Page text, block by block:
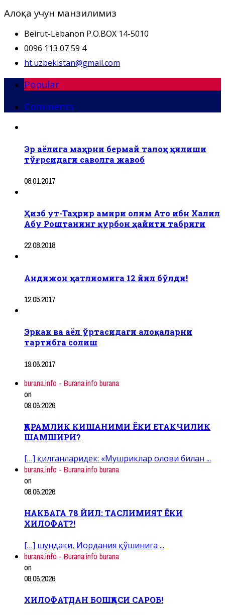
Алоқа учун манзилимиз
Beirut-Lebanon P.O.BOX 14-5010
0096 113 07 59 4
ht.uzbekistan@gmail.com
Popular
Comments
Эр аёлига маҳрни бермай талоқ қилиши
тўғрсидаги саволга жавоб
08.01.2017
Ҳизб ут-Таҳрир амири олим Ато ибн Халил
Абу Роштанинг қурбон ҳайити табриги
22.08.2018
Андижон қатлиомига 12 йил бўлди!
12.05.2017
Эркак ва аёл ўртасидаги алоқаларни
тартибга солиш
19.06.2017
burana.info - Burana.info burana
on
09.06.2026
ҚАРАМЛИК КИШАНИМИ ЁКИ ЕТАКЧИЛИК
ШАМШИРИ?
[…] қилганларидек: «Мушриклар олови билан ...
burana.info - Burana.info burana
on
08.06.2026
НАКБАГА 78 ЙИЛ: ТАСЛИМИЯТ ЁКИ
ХИЛОФАТ?!
[…] шундаки, Иордания қўшинига ...
burana.info - Burana.info burana
on
08.06.2026
ХИЛОФАТДАН БОШҚАСИ САРОБ!